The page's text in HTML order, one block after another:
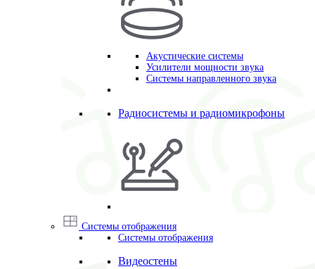
Акустические системы
Усилители мощности звука
Системы направленного звука
Радиосистемы и радиомикрофоны
Системы отображения
Системы отображения
Видеостены